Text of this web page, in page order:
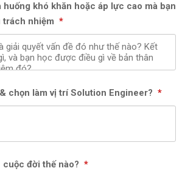
quen giới thiệu
huống khó khăn hoặc áp lực cao mà bạn
nhiệm *
chọn làm vị trí Solution Engineer? *
cuộc đời thế nào? *